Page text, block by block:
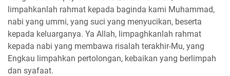
limpahkanlah rahmat kepada baginda kami Muhammad,
nabi yang ummi, yang suci yang menyucikan, beserta
kepada keluarganya. Ya Allah, limpaghkanlah rahmat
kepada nabi yang membawa risalah terakhir-Mu, yang
Engkau limpahkan pertolongan, kebaikan yang berlimpah
dan syafaat.